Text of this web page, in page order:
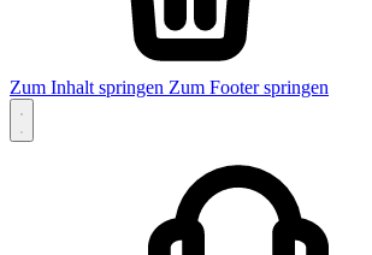
Zum Inhalt springen Zum Footer springen